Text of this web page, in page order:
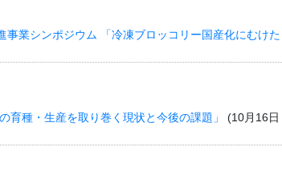
業シンポジウム 「冷凍ブロッコリー国産化にむけた
種・生産を取り巻く現状と今後の課題」
(10月16日